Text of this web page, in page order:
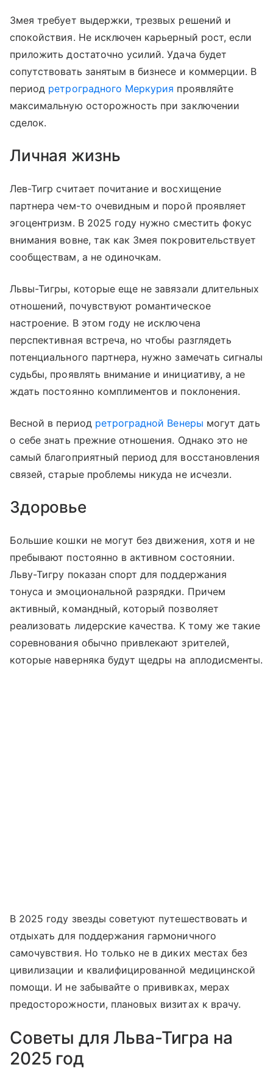
Змея требует выдержки, трезвых решений и
спокойствия. Не исключен карьерный рост, если
приложить достаточно усилий. Удача будет
сопутствовать занятым в бизнесе и коммерции. В
период ретроградного Меркурия проявляйте
максимальную осторожность при заключении
сделок.
Личная жизнь
Лев-Тигр считает почитание и восхищение
партнера чем-то очевидным и порой проявляет
эгоцентризм. В 2025 году нужно сместить фокус
внимания вовне, так как Змея покровительствует
сообществам, а не одиночкам.
Львы-Тигры, которые еще не завязали длительных
отношений, почувствуют романтическое
настроение. В этом году не исключена
перспективная встреча, но чтобы разглядеть
потенциального партнера, нужно замечать сигналы
судьбы, проявлять внимание и инициативу, а не
ждать постоянно комплиментов и поклонения.
Весной в период ретроградной Венеры могут дать
о себе знать прежние отношения. Однако это не
самый благоприятный период для восстановления
связей, старые проблемы никуда не исчезли.
Здоровье
Большие кошки не могут без движения, хотя и не
пребывают постоянно в активном состоянии.
Льву-Тигру показан спорт для поддержания
тонуса и эмоциональной разрядки. Причем
активный, командный, который позволяет
реализовать лидерские качества. К тому же такие
соревнования обычно привлекают зрителей,
которые наверняка будут щедры на аплодисменты.
В 2025 году звезды советуют путешествовать и
отдыхать для поддержания гармоничного
самочувствия. Но только не в диких местах без
цивилизации и квалифицированной медицинской
помощи. И не забывайте о прививках, мерах
предосторожности, плановых визитах к врачу.
Советы для Льва-Тигра на
2025 год